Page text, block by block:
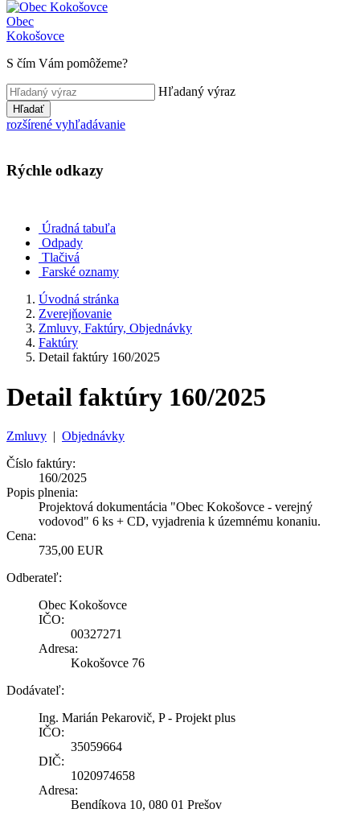
Obec
Kokošovce
S čím Vám pomôžeme?
Hľadaný výraz
Hľadať
rozšírené vyhľadávanie
Rýchle odkazy
Úradná tabuľa
Odpady
Tlačivá
Farské oznamy
Úvodná stránka
Zverejňovanie
Zmluvy, Faktúry, Objednávky
Faktúry
Detail faktúry 160/2025
Detail faktúry 160/2025
Zmluvy | Objednávky
Číslo faktúry:
160/2025
Popis plnenia:
Projektová dokumentácia "Obec Kokošovce - verejný
vodovod" 6 ks + CD, vyjadrenia k územnému konaniu.
Cena:
735,00 EUR
Odberateľ:
Obec Kokošovce
IČO:
00327271
Adresa:
Kokošovce 76
Dodávateľ:
Ing. Marián Pekarovič, P - Projekt plus
IČO:
35059664
DIČ:
1020974658
Adresa:
Bendíkova 10, 080 01 Prešov